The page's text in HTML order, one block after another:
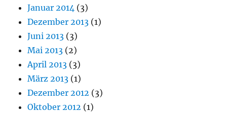
Januar 2014 (3)
Dezember 2013 (1)
Juni 2013 (3)
Mai 2013 (2)
April 2013 (3)
März 2013 (1)
Dezember 2012 (3)
Oktober 2012 (1)